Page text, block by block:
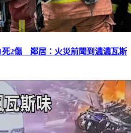
死2傷 鄰居：火災前聞到濃濃瓦斯